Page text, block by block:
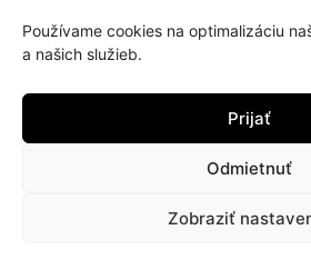
Používame cookies na optimalizáciu
a našich služieb.
Prijať
Odmietnuť
Zobraziť
Odstúpenie od zmluvy
Zásady používania súborov